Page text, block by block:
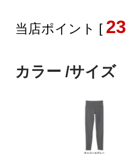
[ 23
カラー サイズ